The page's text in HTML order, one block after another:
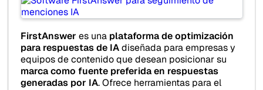
FirstAnswer es una plataforma de optimización
para respuestas de IAdiseñada para empresas y
equipos de contenido que desean posicionar su
marca como fuente preferida en respuestas
generadas por IA. Ofrece herramientas para el